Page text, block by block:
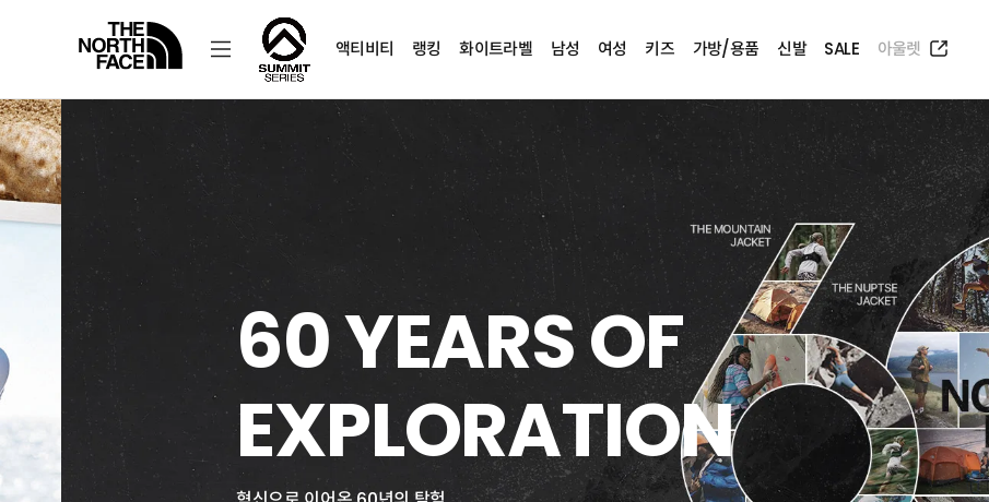
액티비티 랭킹 화이트라벨 남성 여성 키즈 가방/용품 신발 SALE 아울렛
노
스
페
이
스
라
인
스
어
여름 탈출 원정대
뉴질랜드 · 제주도 여행권 이벤트